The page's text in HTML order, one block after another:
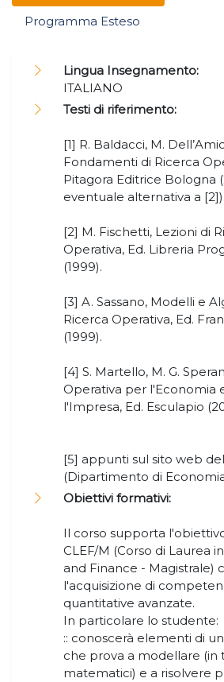
Programma Esteso
Lingua Insegnamento:
ITALIANO
Testi di riferimento:
[1] R. Baldacci, M.
Fondamenti di Ricerca
Pitagora Editrice Bologna
eventuale alternativa a [2]).
[2] M. Fischetti, Lezioni di
Operativa, Ed. Libreria
(1999).
[3] A. Sassano, Modelli e
Ricerca Operativa, Ed.
(1999).
[4] S. Martello, M. G.
Operativa per l'Economia
l'Impresa, Ed. Esculapio
[5] appunti sul sito web
(Dipartimento di
Obiettivi formativi:
Il corso supporta
CLEF/M (Corso di Laurea
and Finance - Magistrale)
l'acquisizione di
quantitative avanzate.
In particolare lo studente:
:: conoscerà elementi di
che prova a modellare (in
matematici) e a risolvere